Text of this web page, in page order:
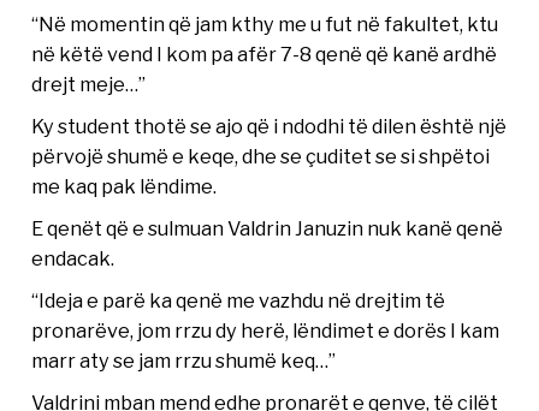
“Në momentin që jam kthy me u fut në fakultet, ktu
në këtë vend I kom pa afër 7-8 qenë që kanë ardhë
drejt meje…”
Ky student thotë se ajo që i ndodhi të dilen është një
përvojë shumë e keqe, dhe se çuditet se si shpëtoi
me kaq pak lëndime.
E qenët që e sulmuan Valdrin Januzin nuk kanë qenë
endacak.
“Ideja e parë ka qenë me vazhdu në drejtim të
pronarëve, jom rrzu dy herë, lëndimet e dorës I kam
marr aty se jam rrzu shumë keq…”
Valdrini mban mend edhe pronarët e qenve, të cilët